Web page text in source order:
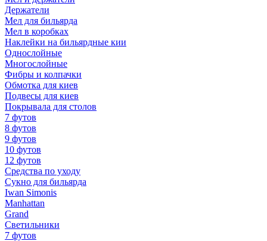
Держатели
Мел для бильярда
Мел в коробках
Наклейки на бильярдные кии
Однослойные
Многослойные
Фибры и колпачки
Обмотка для киев
Подвесы для киев
Покрывала для столов
7 футов
8 футов
9 футов
10 футов
12 футов
Средства по уходу
Сукно для бильярда
Iwan Simonis
Manhattan
Grand
Светильники
7 футов